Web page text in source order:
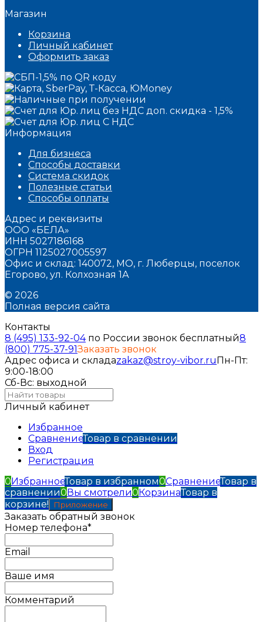
Магазин
Корзина
Личный кабинет
Оформить заказ
Информация
Для бизнеса
Способы доставки
Система скидок
Полезные статьи
Способы оплаты
Адрес и реквизиты
ООО «БЕЛА»
ИНН 5027186168
ОГРН 1125027005597
Офис и склад: 140072, МО, г. Люберцы, поселок
Егорово, ул. Колхозная 1А
© 2026
Полная версия сайта
Контакты
8 (495) 133-92-04по России звонок бесплатный8
(800) 775-37-91Заказать звонок
Адрес офиса и складаzakaz@stroy-vibor.ru Пн-Пт:
9:00-18:00
Сб-Вс: выходной
Личный кабинет
Избранное
СравнениеТовар в сравнении
Вход
Регистрация
0 ИзбранноеТовар в избранном0СравнениеТовар в
сравнении0 Вы смотрели0 КорзинаТовар в
корзине!
Приложение
Заказать обратный звонок
Номер телефона*
Email
Ваше имя
Комментарий